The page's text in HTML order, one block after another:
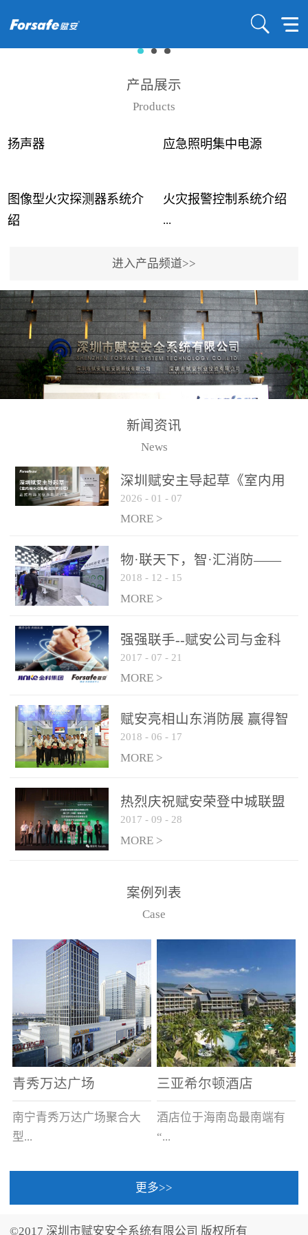
产品展示
Products
扬声器 应急照明集中电源
图像型火灾探测器系统介
绍
...
事故频发，传统的火灾探
测方法已无法满足要求。
尤其是目前众多的大型影
剧院、会议展览中心、体
育馆、大型仓库和隧道空
间等，其建筑结构特殊、
火灾隐患多。一旦发生火
传统的火灾关测器无法被
及时缺发，不能及早发现
和有效扑救火火，这不仅
力和闲难，同时也将造成
巨大的经济损失和社会影
响，基至还会造成人员伤
亡。图像型火灾探测器正
是针对这种高大空间建筑
物的消防设施、设备通过
现场图像的实时获取、预
处理和特征提取分析，实
现火焰的跟踪和识别。能
更早的进行预警，达到早
报早防的效果。 系统构
成示意图： 图像型火灾
和监控端两大部分组成。
两者之间通过以太网相
联，一台监控主机最多可
从监控主机上获取，最多
只能接6台，超过的需从现
火灾报警控制系统介绍
...
用了具有仲裁机制和冗余
校验的总线传输技术、线
路状态检测与保护技术、
后向光电感烟探测技术、
高可靠的系统抗干扰技术
等多项专利技术和专有技
警领域三十多年技术积累
和工程实践的结晶。
进入产品频道>>
新闻资讯
News
深圳赋安主导起草《室内用
光动能电池技术规程》 正式
布局光伏新能源产业
2026 - 01 - 07
MORE >
物·联天下，智·汇消防——
赋安F&S 2018上海消防展圆
满落幕
2018 - 12 - 15
MORE >
强强联手--赋安公司与金科
集团达成战略合作协议
2017 - 07 - 21
MORE >
赋安亮相山东消防展 赢得智
慧消防新荣耀
2018 - 06 - 17
MORE >
热烈庆祝赋安荣登中城联盟
联合采购战略合作平台
2017 - 09 - 28
MORE >
案例列表
Case
青秀万达广场
南宁青秀万达广场聚合大
型...
三亚希尔顿酒店
酒店位于海南岛最南端有
“...
中国的海岛天堂”之美称的
更多>>
©2017 深圳市赋安安全系统有限公司 版权所有